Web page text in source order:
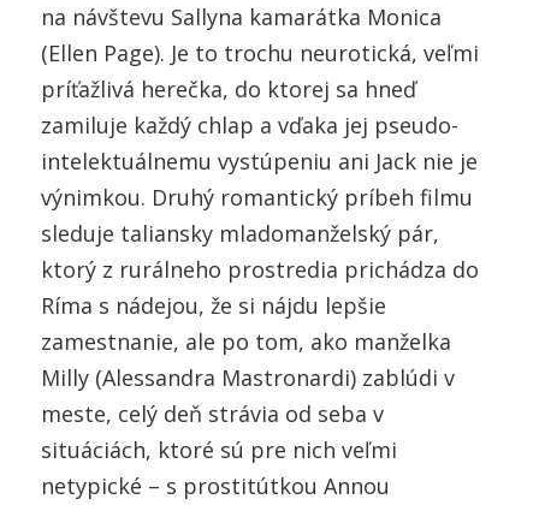
na návštevu Sallyna kamarátka Monica
(Ellen Page). Je to trochu neurotická, veľmi
príťažlivá herečka, do ktorej sa hneď
zamiluje každý chlap a vďaka jej pseudo-
intelektuálnemu vystúpeniu ani Jack nie je
výnimkou. Druhý romantický príbeh filmu
sleduje taliansky mladomanželský pár,
ktorý z rurálneho prostredia prichádza do
Ríma s nádejou, že si nájdu lepšie
zamestnanie, ale po tom, ako manželka
Milly (Alessandra Mastronardi) zablúdi v
meste, celý deň strávia od seba v
situáciách, ktoré sú pre nich veľmi
netypické – s prostitútkou Annou